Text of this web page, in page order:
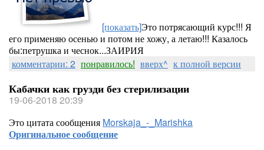
[показать]Это потрясающий курс!!! Я
его применяю осенью и потом не хожу, а летаю!!! Казалось
бы:петрушка и чеснок...ЗАИРИЯ
комментарии: 2 понравилось! вверх^ к полной версии
Кабачки как грузди без стерилизации
19-06-2018 20:39
Это цитата сообщения Morskaja_-_Marishka
Оригинальное сообщение